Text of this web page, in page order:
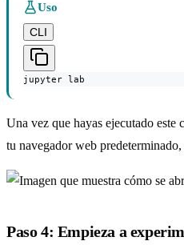
Uso
CLI
jupyter lab
Una vez que hayas ejecutado este
tu navegador web
Paso 4: Empieza a